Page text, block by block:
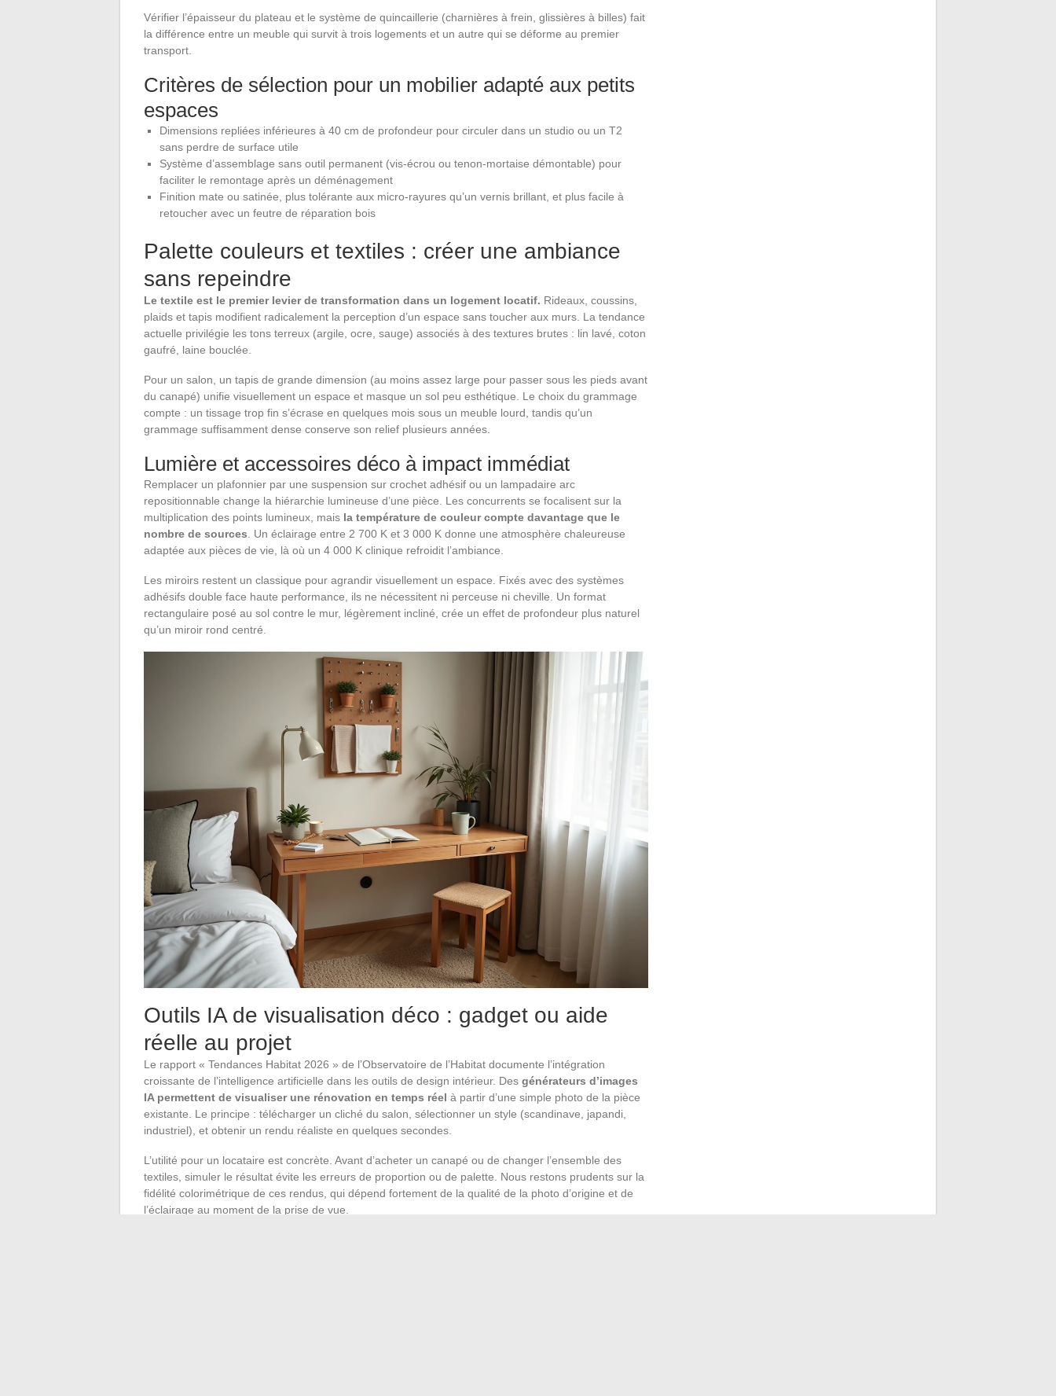
Vérifier l’épaisseur du plateau et le système de quincaillerie (charnières à frein, glissières à billes) fait
la différence entre un meuble qui survit à trois logements et un autre qui se déforme au premier
transport.
Critères de sélection pour un mobilier adapté aux petits
espaces
Dimensions repliées inférieures à 40 cm de profondeur pour circuler dans un studio ou un T2
sans perdre de surface utile
Système d’assemblage sans outil permanent (vis-écrou ou tenon-mortaise démontable) pour
faciliter le remontage après un déménagement
Finition mate ou satinée, plus tolérante aux micro-rayures qu’un vernis brillant, et plus facile à
retoucher avec un feutre de réparation bois
Palette couleurs et textiles : créer une ambiance
sans repeindre
Le textile est le premier levier de transformation dans un logement locatif. Rideaux, coussins,
plaids et tapis modifient radicalement la perception d’un espace sans toucher aux murs. La tendance
actuelle privilégie les tons terreux (argile, ocre, sauge) associés à des textures brutes : lin lavé, coton
gaufré, laine bouclée.
Pour un salon, un tapis de grande dimension (au moins assez large pour passer sous les pieds avant
du canapé) unifie visuellement un espace et masque un sol peu esthétique. Le choix du grammage
compte : un tissage trop fin s’écrase en quelques mois sous un meuble lourd, tandis qu’un
grammage suffisamment dense conserve son relief plusieurs années.
Lumière et accessoires déco à impact immédiat
Remplacer un plafonnier par une suspension sur crochet adhésif ou un lampadaire arc
repositionnable change la hiérarchie lumineuse d’une pièce. Les concurrents se focalisent sur la
multiplication des points lumineux, mais la température de couleur compte davantage que le
nombre de sources . Un éclairage entre 2 700 K et 3 000 K donne une atmosphère chaleureuse
adaptée aux pièces de vie, là où un 4 000 K clinique refroidit l’ambiance.
Les miroirs restent un classique pour agrandir visuellement un espace. Fixés avec des systèmes
adhésifs double face haute performance, ils ne nécessitent ni perceuse ni cheville. Un format
rectangulaire posé au sol contre le mur, légèrement incliné, crée un effet de profondeur plus naturel
qu’un miroir rond centré.
Outils IA de visualisation déco : gadget ou aide
réelle au projet
Le rapport « Tendances Habitat 2026 » de l’Observatoire de l’Habitat documente l’intégration
croissante de l’intelligence artificielle dans les outils de design intérieur. Des générateurs d’images
IA permettent de visualiser une rénovation en temps réel à partir d’une simple photo de la pièce
existante. Le principe : télécharger un cliché du salon, sélectionner un style (scandinave, japandi,
industriel), et obtenir un rendu réaliste en quelques secondes.
L’utilité pour un locataire est concrète. Avant d’acheter un canapé ou de changer l’ensemble des
textiles, simuler le résultat évite les erreurs de proportion ou de palette. Nous restons prudents sur la
fidélité colorimétrique de ces rendus, qui dépend fortement de la qualité de la photo d’origine et de
l’éclairage au moment de la prise de vue.